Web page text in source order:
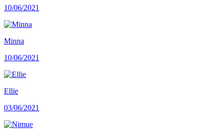
10/06/2021
Minna
10/06/2021
Ellie
03/06/2021